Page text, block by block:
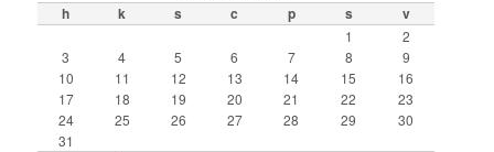
r
h k s c p s v
1
2
3
4 5 6 7 8
9
10
11 12 13 14 15
16
17
18 19 20 21 22
23
24
25 26 27 28 29
30
31